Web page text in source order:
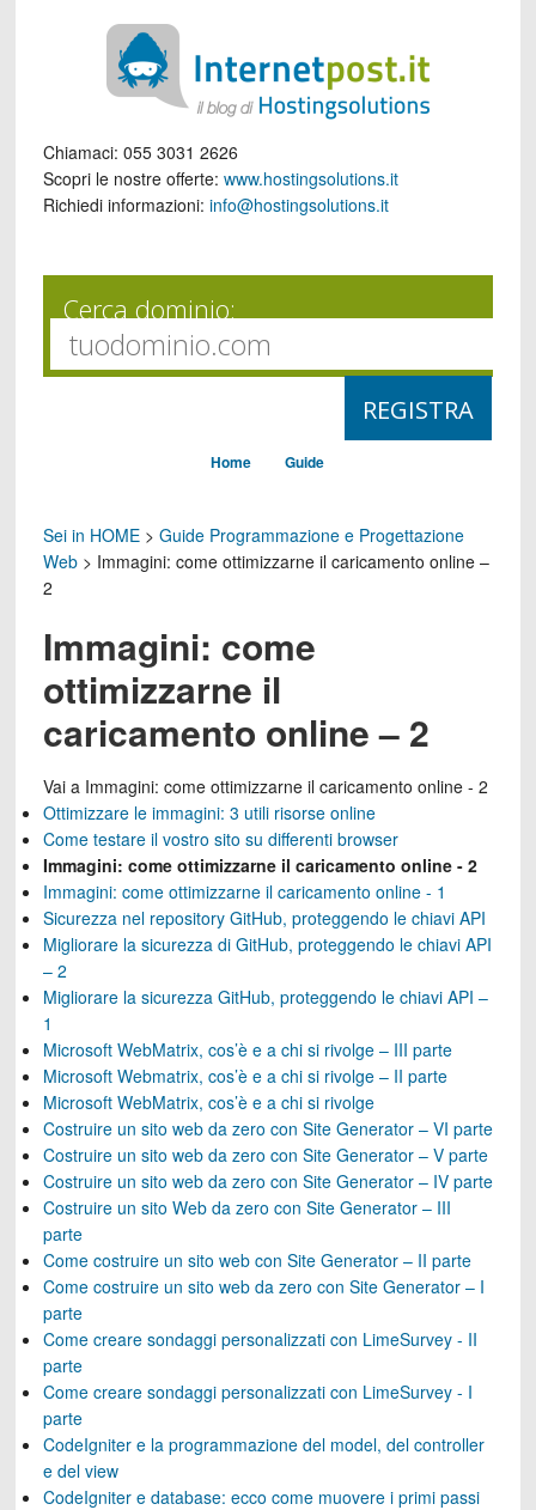
Chiamaci: 055 3031 2626
Scopri le nostre offerte: www.hostingsolutions.it
Richiedi informazioni: info@hostingsolutions.it
Cerca dominio:
Home Guide
Sei in HOME> Guide Programmazione e Progettazione
Web> Immagini: come ottimizzarne il caricamento online –
2
Immagini: come
ottimizzarne il
caricamento online – 2
Vai a Immagini: come ottimizzarne il caricamento online - 2
Ottimizzare le immagini: 3 utili risorse online
Come testare il vostro sito su differenti browser
Immagini: come ottimizzarne il caricamento online - 2
Immagini: come ottimizzarne il caricamento online - 1
Sicurezza nel repository GitHub, proteggendo le chiavi API
Migliorare la sicurezza di GitHub, proteggendo le chiavi API
– 2
Migliorare la sicurezza GitHub, proteggendo le chiavi API –
1
Microsoft WebMatrix, cos’è e a chi si rivolge – III parte
Microsoft Webmatrix, cos’è e a chi si rivolge – II parte
Microsoft WebMatrix, cos’è e a chi si rivolge
Costruire un sito web da zero con Site Generator – VI parte
Costruire un sito web da zero con Site Generator – V parte
Costruire un sito web da zero con Site Generator – IV parte
Costruire un sito Web da zero con Site Generator – III
parte
Come costruire un sito web con Site Generator – II parte
Come costruire un sito web da zero con Site Generator – I
parte
Come creare sondaggi personalizzati con LimeSurvey - II
parte
Come creare sondaggi personalizzati con LimeSurvey - I
parte
CodeIgniter e la programmazione del model, del controller
e del view
CodeIgniter e database: ecco come muovere i primi passi